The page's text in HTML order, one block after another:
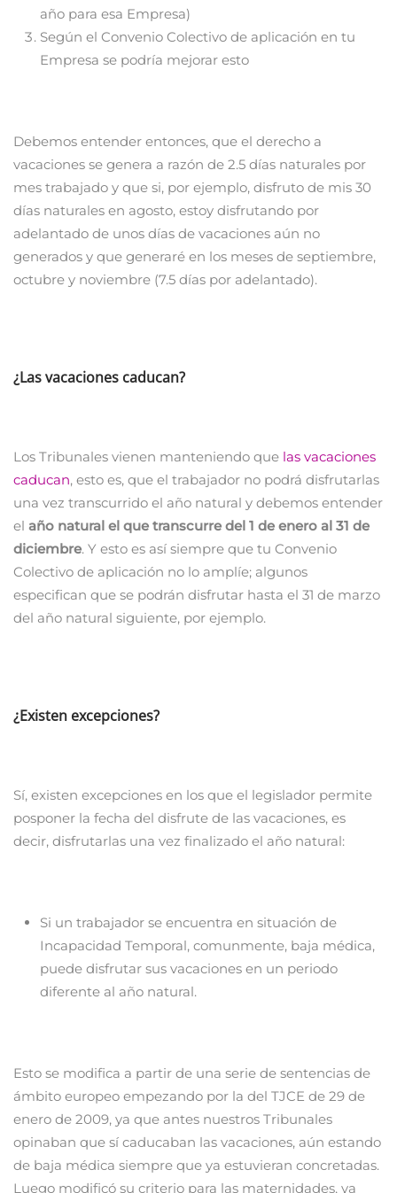
año para esa Empresa)
Según el Convenio Colectivo de aplicación en tu
Empresa se podría mejorar esto
Debemos entender entonces, que el derecho a
vacaciones se genera a razón de 2.5 días naturales por
mes trabajado y que si, por ejemplo, disfruto de mis 30
días naturales en agosto, estoy disfrutando por
adelantado de unos días de vacaciones aún no
generados y que generaré en los meses de septiembre,
octubre y noviembre (7.5 días por adelantado).
¿Las vacaciones caducan?
Los Tribunales vienen manteniendo que las vacaciones
caducan, esto es, que el trabajador no podrá disfrutarlas
una vez transcurrido el año natural y debemos entender
el año natural el que transcurre del 1 de enero al 31 de
diciembre. Y esto es así siempre que tu Convenio
Colectivo de aplicación no lo amplíe; algunos
especifican que se podrán disfrutar hasta el 31 de marzo
del año natural siguiente, por ejemplo.
¿Existen excepciones?
Sí, existen excepciones en los que el legislador permite
posponer la fecha del disfrute de las vacaciones, es
decir, disfrutarlas una vez finalizado el año natural:
Si un trabajador se encuentra en situación de
Incapacidad Temporal, comunmente, baja médica,
puede disfrutar sus vacaciones en un periodo
diferente al año natural.
Esto se modifica a partir de una serie de sentencias de
ámbito europeo empezando por la del TJCE de 29 de
enero de 2009, ya que antes nuestros Tribunales
opinaban que sí caducaban las vacaciones, aún estando
de baja médica siempre que ya estuvieran concretadas.
Luego modificó su criterio para las maternidades, ya